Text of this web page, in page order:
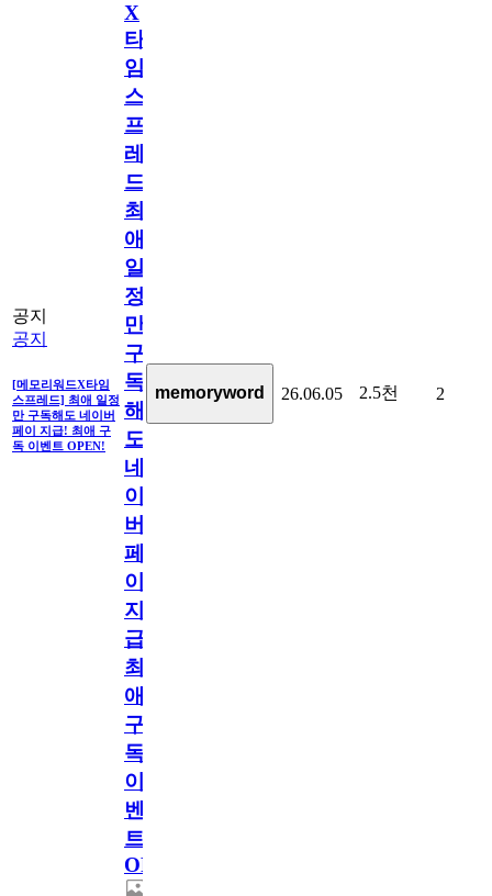
공지
공지
[메모리워드X타임
스프레드] 최애 일정
만 구독해도 네이버
페이 지급! 최애 구
독 이벤트 OPEN!
X
타
임
스
프
레
드]
최
애
일
정
만
구
독
해
도
네
이
버
페
이
지
급!
최
애
구
독
이
벤
트
OPEN!
memoryword 26.06.05 2.5천 2